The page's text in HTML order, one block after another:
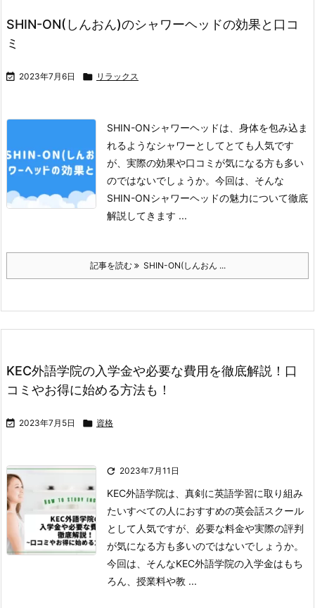
SHIN-ON(しんおん)のシャワーヘッドの効果と口コ
ミ
 2023年7月6日  リラックス
SHIN-ONシャワーヘッドは、身体を包み込ま
れるようなシャワーとしてとても人気です
が、実際の効果や口コミが気になる方も多い
のではないでしょうか。 今回は、そんな
SHIN-ONシャワーヘッドの魅力について徹底
解説してきます ...
記事を読む SHIN-ON(しんおん ...
KEC外語学院の入学金や必要な費用を徹底解説！口
コミやお得に始める方法も！
 2023年7月5日  資格
 2023年7月11日
KEC外語学院は、真剣に英語学習に取り組み
たいすべての人におすすめの英会話スクール
として人気ですが、必要な料金や実際の評判
が気になる方も多いのではないでしょうか。
今回は、そんなKEC外語学院の入学金はもち
ろん、授業料や教 ...